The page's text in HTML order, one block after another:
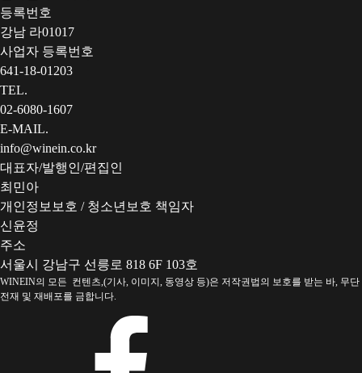
등록번호
강남 라01017
사업자 등록번호
641-18-01203
TEL.
02-6080-1607
E-MAIL.
info@winein.co.kr
대표자/발행인/편집인
최민아
개인정보보호 / 청소년보호 책임자
신윤정
주소
서울시 강남구 선릉로 818 6F 103호
WINEIN의 모든 컨텐츠,(기사, 이미지, 동영상 등)은 저작권법의 보호를 받는 바, 무단
전재 및 재배포를 금합니다.